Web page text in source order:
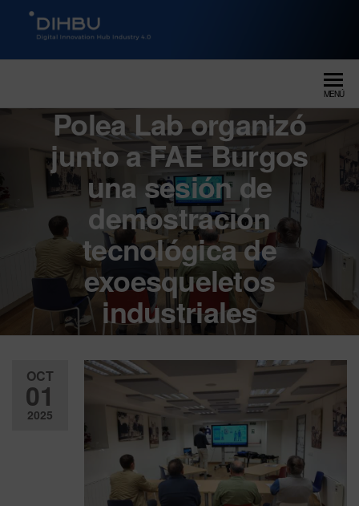
DIGITAL INNOVATION HUB
MENÚ
Polea Lab organizó
junto a FAE Burgos
una sesión de
demostración
tecnológica de
exoesqueletos
industriales
OCT
01
2025